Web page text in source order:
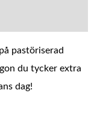
pastöriserad
du tycker extra
dag!